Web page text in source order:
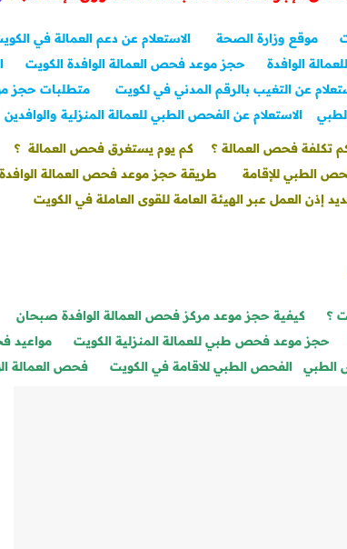
موقع وزارة الصحة الاستعلام عن دعم العمالة في
الوافدة حجز موعد فحص العمالة الوافدة الكويت
عن التغيب بالرقم المدني في لكويت
متطلبات حجز
الاستعلام عن الفحص الطبي للعمالة المنزلية والوافدين
تكلفة فحص العمالة ؟ كم يوم يستغرق فحص العمالة ؟
الطبي للإقامة طريقة حجز موعد فحص العمالة
إذن العمل عبر الهيئة العامة للقوى العاملة في الكويت
؟ كيفية حجز موعد مركز فحص العمالة الوافدة صبحان
حجز موعد فحص طبي للعمالة المنزلية الكويت
مواعيد
الطبي الفحص الطبي للاقامة في الكويت فحص العمالة